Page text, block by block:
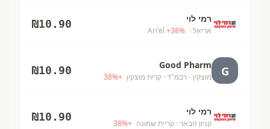
רמי לוי
אריאל · Ari'el
+38%
₪10.90
G
Good Pharm
מוצקין - רבמ"ד · קרית מוצקין +
38%
₪10.90
רמי לוי
קניון הבאר · קריית שמונה +
38%
₪10.90